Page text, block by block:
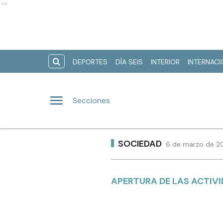
Ads
DEPORTES DÍA SEIS INTERIOR
Secciones
SOCIEDAD 6 de marzo de
APERTURA DE LAS